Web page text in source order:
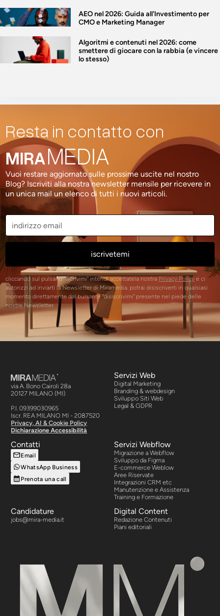
AEO nel 2026: Guida all'Investimento per
CMO e Marketing Manager
Algoritmi e contenuti nel 2026: come
smettere di giocare con la rabbia (e vincere
lo stesso)
Resta in contatto con
MIRAMEDIA
Vuoi restare aggiornato sulle prossime uscite nel nostro
Blog? Iscriviti alla nostra newsletter mensile per ricevere in
un unica mail un elenco di tutti i nuovi articoli.
cliccando sul pulsanti "iscrivimi" intendi accettatela nostra Privacy Policy e ci
autorizzi ad inviarti la Newsletter di Miramedia. potrai disiscriverti in qualsiasi
momento direttamente dal bulsante "disiscrivimi" presente nel piede delle
nostre Newsletter.
Servizi Web
Digital Marketing
Branding & webdesign
Sviluppo Siti Web
Legal & GDPR
via A. Bono Cairoli 28a
20127 MILANO (MI)
P.I. 09399030965
Iscr. REA MILANO MI - 2087520
Privacy, AI & Cookie Policy
Dichiarazione Accessibilità
Servizi Webflow
Migrazione a Webflow
Sviluppo da Figma
E-commerce Weblow
Aree Riservate
Integrazioni CRM etc
Manutenzione e Assistenza
Training e Formazione
Digital Content
Redazione Contenuti
Piani editoriali
Contatti
Email
WhatsApp Business
Prenota una call
Candidature
jobs@mira-media.it